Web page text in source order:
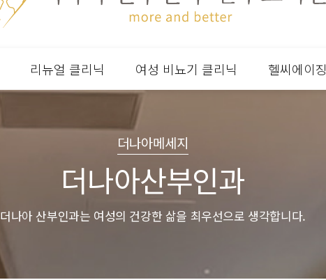
리뉴얼 클리닉 여성 비뇨기 클리닉 헬씨에이징
하위분류 하위분류
더나아메세지
더나아산부인과
더나아 산부인과는 여성의 건강한 삶을 최우선으로 생각합니다.